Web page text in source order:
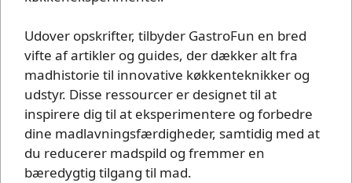
Udover opskrifter, tilbyder GastroFun en bred
vifte af artikler og guides, der dækker alt fra
madhistorie til innovative køkkenteknikker og
udstyr. Disse ressourcer er designet til at
inspirere dig til at eksperimentere og forbedre
dine madlavningsfærdigheder, samtidig med at
du reducerer madspild og fremmer en
bæredygtig tilgang til mad.